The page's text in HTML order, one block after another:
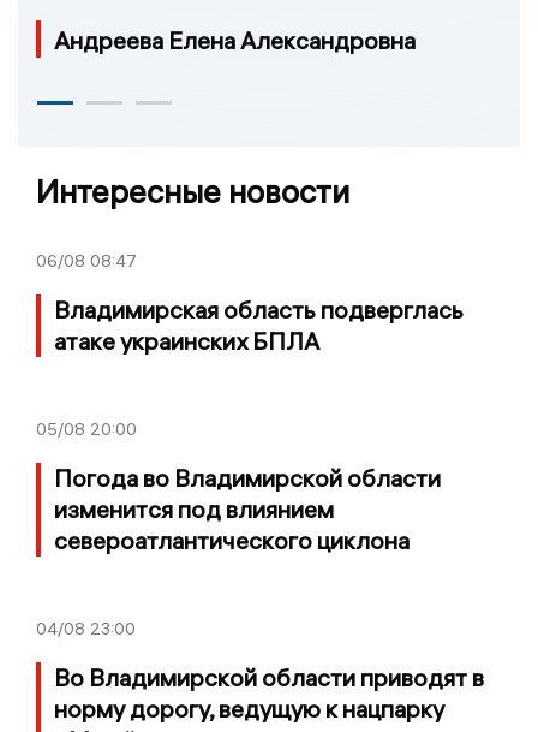
Андреева Елена Александровна
Интересные новости
06/08 08:47
Владимирская область подверглась
атаке украинских БПЛА
05/08 20:00
Погода во Владимирской области
изменится под влиянием
североатлантического циклона
04/08 23:00
Во Владимирской области приводят в
норму дорогу, ведущую к нацпарку